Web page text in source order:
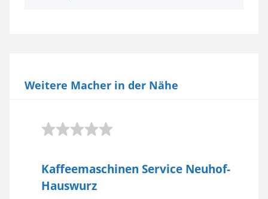
Weitere Macher in der Nähe
Kaffeemaschinen Service Neuhof-
Hauswurz